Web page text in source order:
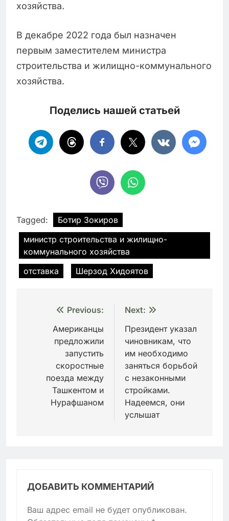
хозяйства.
В декабре 2022 года был назначен
первым заместителем министра
строительства и жилищно-коммунального
хозяйства.
Поделись нашей статьей
Tagged:
Ботир Зокиров
министр строительства и жилищно-
коммунального хозяйства
отставка
Шерзод Хидоятов
Навигация
записям
Previous:
Американцы
предложили
запустить
скоростные
поезда между
Ташкентом и
Нурафшаном
Next:
Президент указал
чиновникам, что
им необходимо
заняться борьбой
с незаконными
стройками.
Надеемся, они
услышат
ДОБАВИТЬ КОММЕНТАРИЙ
Ваш адрес email не будет опубликован.